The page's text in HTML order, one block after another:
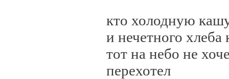
кто холодную кашу
и нечетного хлеба
тот на небо не
перехотел